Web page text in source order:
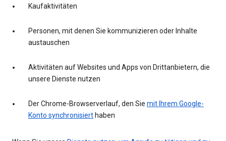
Kaufaktivitäten
Personen, mit denen Sie kommunizieren oder Inhalte
austauschen
Aktivitäten auf Websites und Apps von Drittanbietern, die
unsere Dienste nutzen
Der Chrome-Browserverlauf, den Sie mit Ihrem Google-
Konto synchronisiert haben